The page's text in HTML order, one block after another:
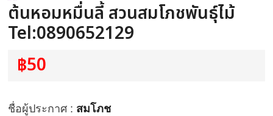
ต้นหอมหมื่นลี้ สวนสมโภชพันธุ์ไม้
Tel:0890652129
฿50
ชื่อผู้ประกาศ : สมโภช